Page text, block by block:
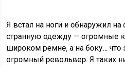
Я встал на ноги и обнаружил на
странную одежду — огромные
широком ремне, а на боку… что
огромный револьвер. Я таких